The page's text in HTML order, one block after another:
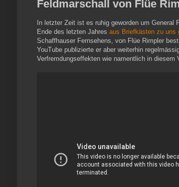
Feldmarschall von Flüe
In letzter Zeit ist es ruhig geworden um General
Ende des letzten Jahres aus Briefkästen zu uns
Schaffhauser Fernsehens, von Flüe Rimpler
YouTube publizierte er aber weiterhin
Verfremdungseffekten wie namentlich in diesem